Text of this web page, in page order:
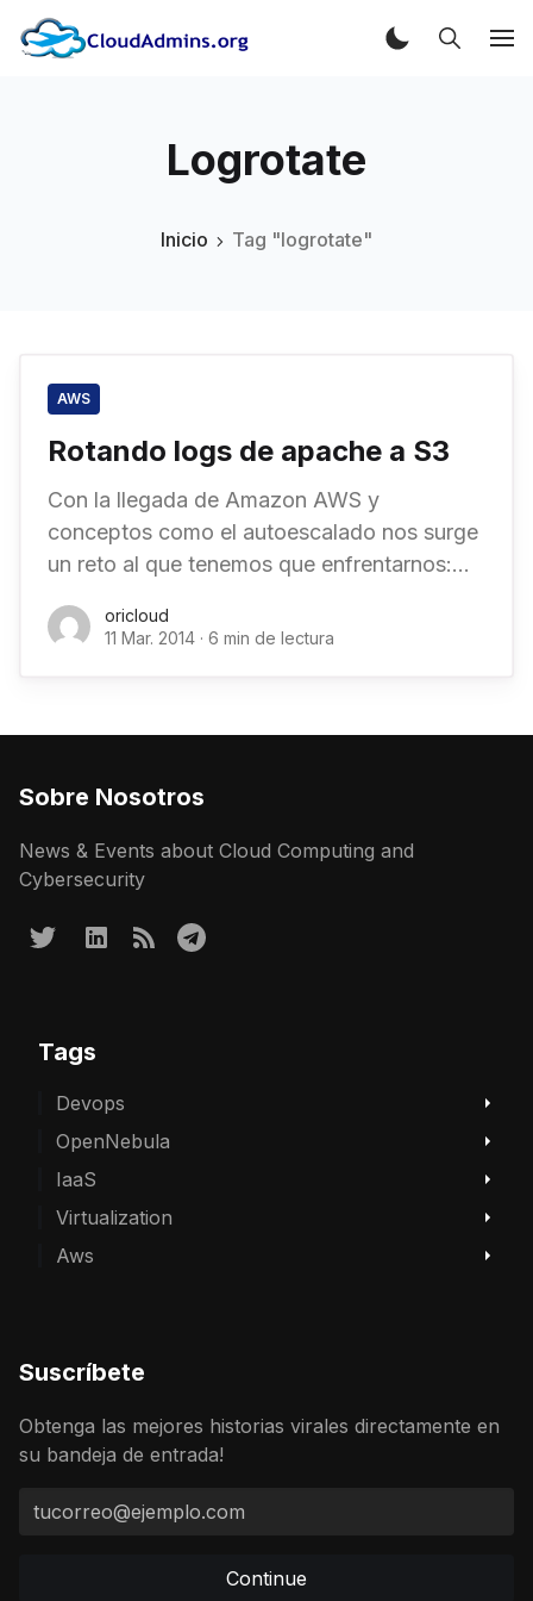
Logrotate
Inicio Tag "logrotate"
AWS
Rotando logs de apache a S3
Con la llegada de Amazon AWS y
conceptos como el autoescalado nos surge
un reto al que tenemos que enfrentarnos:
que pueden ser
oricloud
11 Mar. 2014 · 6 min de lectura
Sobre Nosotros
News & Events about Cloud Computing and
Cybersecurity
Tags
Devops
OpenNebula
IaaS
Virtualization
Aws
Suscríbete
Obtenga las mejores historias virales directamente en
su bandeja de entrada!
Continue